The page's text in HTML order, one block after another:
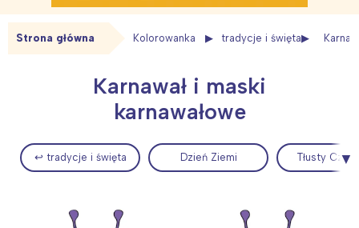
Strona główna Kolorowanka tradycje i święta
Karnawał i maski
karnawałowe
↩ tradycje i święta Dzień Ziemi Tłusty